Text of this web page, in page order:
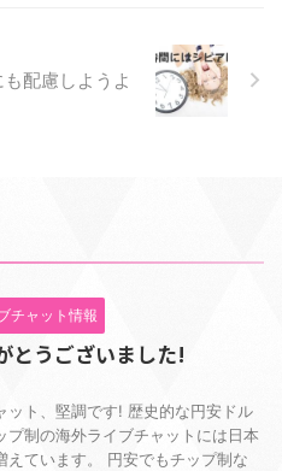
配慮しようよ
チャット情報
とうございました!
ット、堅調です! 歴史的な円安ドル
プ制の海外ライブチャットには日本
えています。 円安でもチップ制な